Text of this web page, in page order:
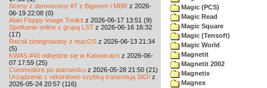
Sceny z demosceny #7 z Bigerem i MBR z 2026-
06-19 22:08 (0)
Atari Floppy Image Toolkit z 2026-06-17 13:51 (9)
Spotkanie online z grupą LST z 2026-06-16 16:32
(17)
Recoil zintegrowany z macOS z 2026-06-13 21:34
(5)
KWAS #40 odbędzie się w Katowicach z 2026-06-
07 17:59 (25)
Commodore po atarowsku z 2026-05-28 21:50 (21)
Urządzenie z rekordowo szybką transmisją SIO! z
2026-05-24 20:57 (116)
Magic (PCS)
Magic Read
Magic Square
Magic (Tensoft)
Magic World
Magnetit
Magnetit 2002
Magnetix
Magnex